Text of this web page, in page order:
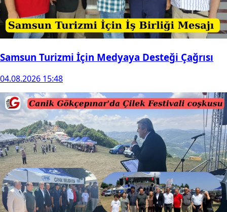
Samsun Turizmi İçin Medyaya Desteği Çağrısı
04.08.2026 15:48